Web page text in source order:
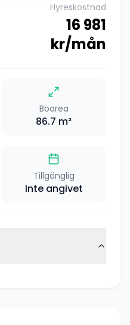
Hyreskostnad
16 981
kr/mån
Boarea
86.7 m²
Tillgänglig
Inte angivet